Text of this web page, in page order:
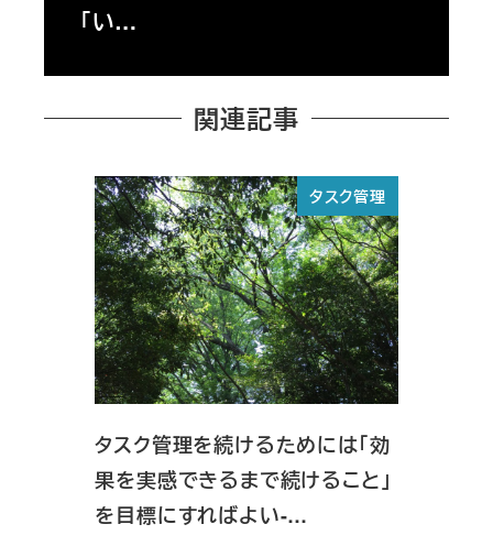
「い…
関連記事
タスク管理
タスク管理を続けるためには「効
果を実感できるまで続けること」
を目標にすればよい-…